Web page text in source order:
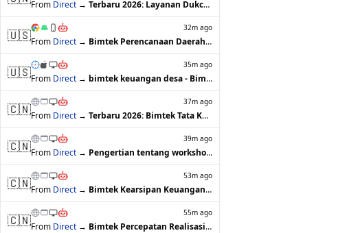
From Direct → Terbaru 2026: Layanan Dukcapil Pencata…
🇺🇸 32m ago
From Direct → Bimtek Perencanaan Daerah 2026 Yogyaka…
🇺🇸 35m ago
From Direct → bimtek keuangan desa - BimtekHub
🇨🇳 37m ago
From Direct → Terbaru 2026: Bimtek Tata Kelola Arsip…
🇨🇳 39m ago
From Direct → Pengertian tentang workshop - BimtekHub
🇨🇳 53m ago
From Direct → Bimtek Kearsipan Keuangan dan Pelayana…
🇨🇳 55m ago
From Direct → Bimtek Percepatan Realisasi Anggaran A…